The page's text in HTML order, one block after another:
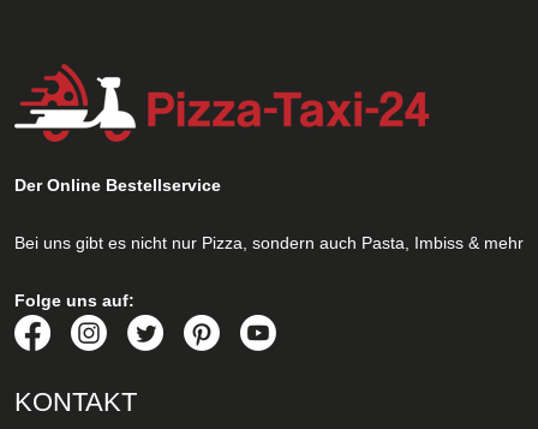
Der Online Bestellservice
Bei uns gibt es nicht nur Pizza, sondern auch Pasta, Imbiss & mehr
Folge uns auf:
KONTAKT